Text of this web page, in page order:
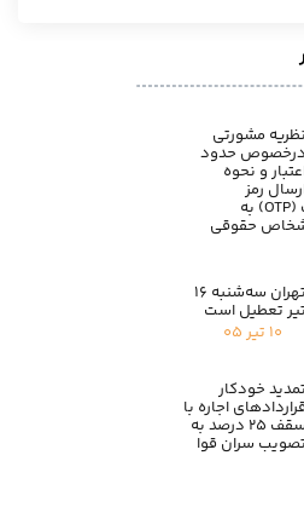
نظریه مشورتی
درخصوص حدود
و نحوه
رمز
یک‌بارمصرف (OTP) به
حقوقی
تهران سه‌شنبه ۱۶
تیر تعطیل است
۱۰ تیر ۰۵
تمدید خودکار
قراردادهای اجاره با
سقف ۲۵ درصد به
تصویب سران قوا